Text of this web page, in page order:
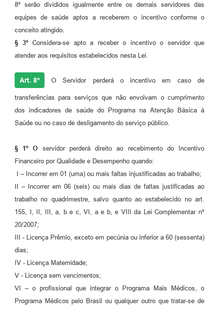
8º serão divididos igualmente entre os demais servidores das
equipes de saúde aptos a receberem o incentivo conforme o
conceito atingido.
§ 3º Considera-se apto a receber o incentivo o servidor que
atender aos requisitos estabelecidos nesta Lei.
Art. 8º O Servidor perderá o incentivo em caso de
transferências para serviços que não envolvam o cumprimento
dos indicadores de saúde do Programa na Atenção Básica à
Saúde ou no caso de desligamento do serviço público.
§ 1º O servidor perderá direito ao recebimento do Incentivo
Financeiro por Qualidade e Desempenho quando:
I – Incorrer em 01 (uma) ou mais faltas injustificadas ao trabalho;
II – Incorrer em 06 (seis) ou mais dias de faltas justificadas ao
trabalho no quadrimestre, salvo quanto ao estabelecido no art.
155, I, II, III, a, b e c, VI, a e b, e VIII da Lei Complementar nº
20/2007;
III - Licença Prêmio, exceto em pecúnia ou inferior a 60 (sessenta)
dias;
IV - Licença Maternidade;
V - Licença sem vencimentos;
VI – o profissional que integrar o Programa Mais Médicos, o
Programa Médicos pelo Brasil ou qualquer outro que tratar-se de